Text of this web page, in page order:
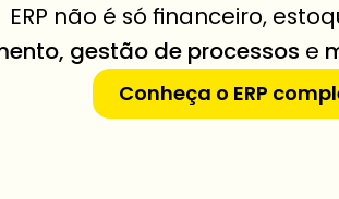
ERP não é só financeiro,
gestão de processos e
Conheça o ERP